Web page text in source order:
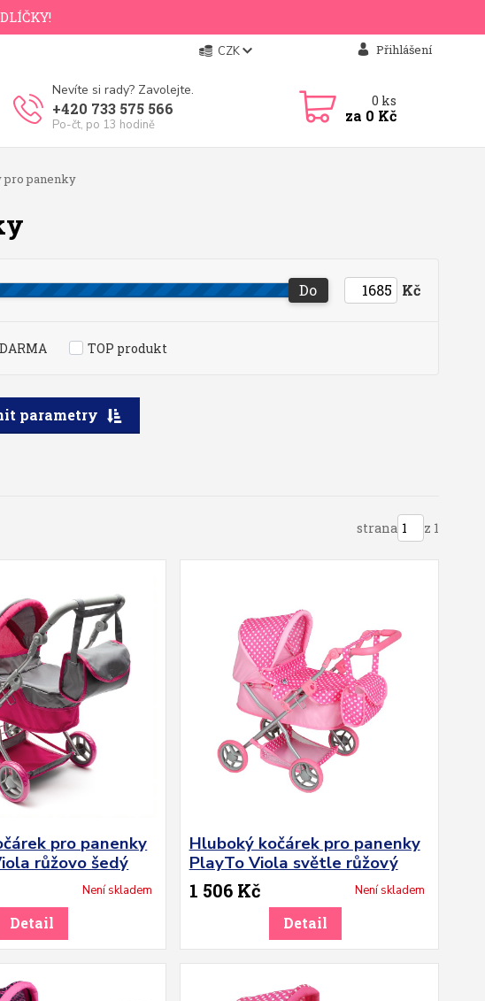
CZK Přihlášení
Nevíte si rady? Zavolejte.
+420 733 575 566
Po-čt, po 13 hodině
0 ks
za 0 Kč
panenky
parametry
Do Kč
TOP produkt
strana z 1
pro panenky
růžovo šedý
Není skladem
Detail
Hluboký kočárek pro panenky
PlayTo Viola světle růžový
1 506 Kč
Není skladem
Detail